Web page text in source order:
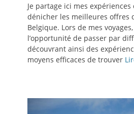
Je partage ici mes
dénicher les meilleures offres
Belgique. Lors de mes voyages,
l’opportunité de passer par
découvrant ainsi des
moyens efficaces de trouver